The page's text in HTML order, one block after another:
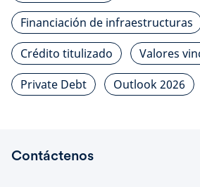
Financiación de infraestructuras
Crédito titulizado
Valores
Private Debt
Outlook 2026
Contáctenos